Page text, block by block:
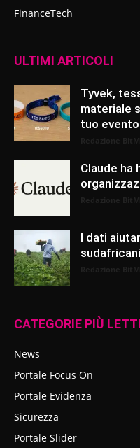
FinanceTech
ULTIMI ARTICOLI
Tyvek,
materiale
tuo
Claude ha
I dati
CATEGORIE PIÙ
News
Portale Focus On
Portale Evidenza
Sicurezza
Portale Slider